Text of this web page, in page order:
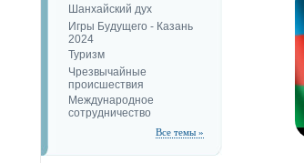
Шанхайский дух
Игры Будущего - Казань
2024
Туризм
Чрезвычайные
происшествия
Международное
сотрудничество
Все темы »